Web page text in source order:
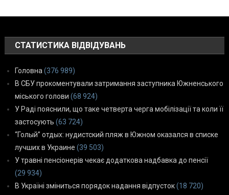
СТАТИСТИКА ВІДВІДУВАНЬ
Головна(376 989)
В СБУ прокоментували затримання заступника Южненського
міського голови (68 924)
У Раді пояснили, що таке четверта черга мобілізації та коли її
застосують (63 724)
“Голый” отдых: нудистский пляж в Южном оказался в списке
лучших в Украине (39 503)
У травні пенсіонерів чекає додаткова надбавка до пенсії
(29 934)
В Україні зміниться порядок надання відпусток(18 720)